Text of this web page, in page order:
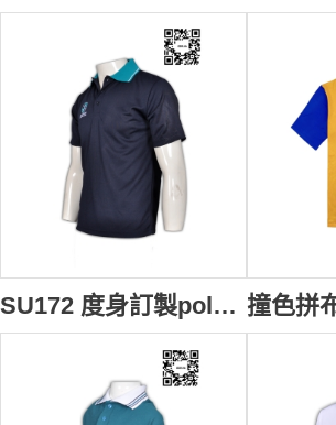
SU172 度身訂製polo衫 團體繡花polo衫設計 校服款式polo衫 polo衫配搭配 polo衫網站